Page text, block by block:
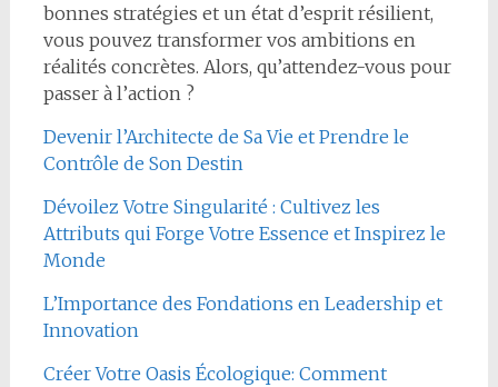
bonnes stratégies et un état d’esprit résilient,
vous pouvez transformer vos ambitions en
réalités concrètes. Alors, qu’attendez-vous pour
passer à l’action ?
Devenir l’Architecte de Sa Vie et Prendre le
Contrôle de Son Destin
Dévoilez Votre Singularité : Cultivez les
Attributs qui Forge Votre Essence et Inspirez le
Monde
L’Importance des Fondations en Leadership et
Innovation
Créer Votre Oasis Écologique: Comment